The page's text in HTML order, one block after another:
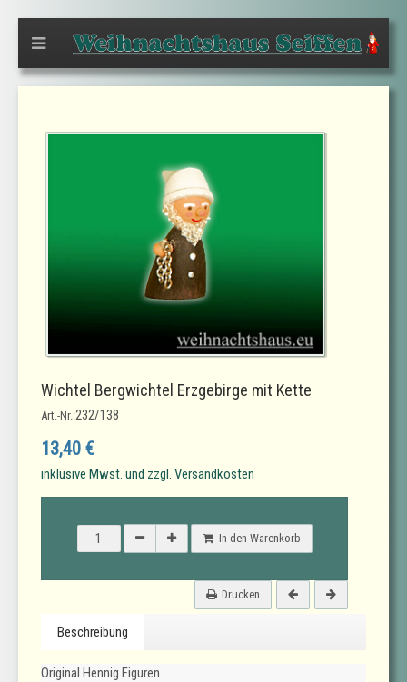
Wichtel Bergwichtel Erzgebirge mit Kette
Art.-Nr.:232/138
13,40 €
inklusive Mwst. und zzgl. Versandkosten
In den Warenkorb
Drucken
Beschreibung
Original Hennig Figuren